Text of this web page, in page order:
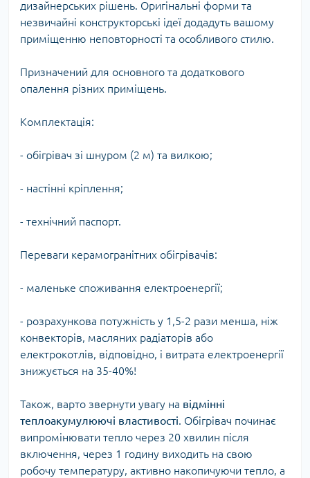
дизайнерських рішень. Оригінальні форми та
незвичайні конструкторські ідеї додадуть вашому
приміщенню неповторності та особливого стилю.
Призначений для основного та додаткового
опалення різних приміщень.
Комплектація:
- обігрівач зі шнуром (2 м) та вилкою;
- настінні кріплення;
- технічний паспорт.
Переваги керамогранітних обігрівачів:
- маленьке споживання електроенергії;
- розрахункова потужність у 1,5-2 рази менша, ніж
конвекторів, масляних радіаторів або
електрокотлів, відповідно, і витрата електроенергії
знижується на 35-40%!
Також, варто звернути увагу на відмінні
теплоакумулюючі властивості . Обігрівач починає
випромінювати тепло через 20 хвилин після
включення, через 1 годину виходить на свою
робочу температуру, активно накопичуючи тепло, а